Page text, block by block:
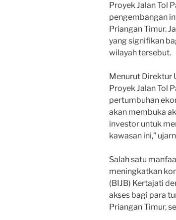
Proyek Jalan Tol
pengembangan
Priangan Timur.
yang signifikan
wilayah tersebut.
Menurut Direktur
Proyek Jalan Tol
pertumbuhan
akan membuka
investor untuk
kawasan ini,”
Salah satu
meningkatkan
(BIJB) Kertajati
akses bagi para
Priangan Timur,